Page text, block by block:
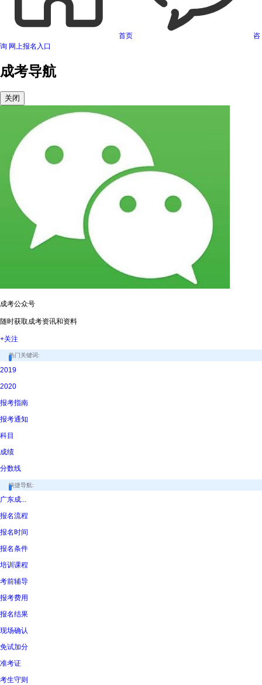
首页
咨
询 网上报名入口
成考导航
关闭
成考公众号
随时获取成考资讯和资料
+关注
热门关键词:
2019
2020
报考指南
报考通知
科目
成绩
分数线
快捷导航:
广东成...
报名流程
报名时间
报名条件
培训课程
考前辅导
报考费用
报名结果
现场确认
免试加分
准考证
考生守则